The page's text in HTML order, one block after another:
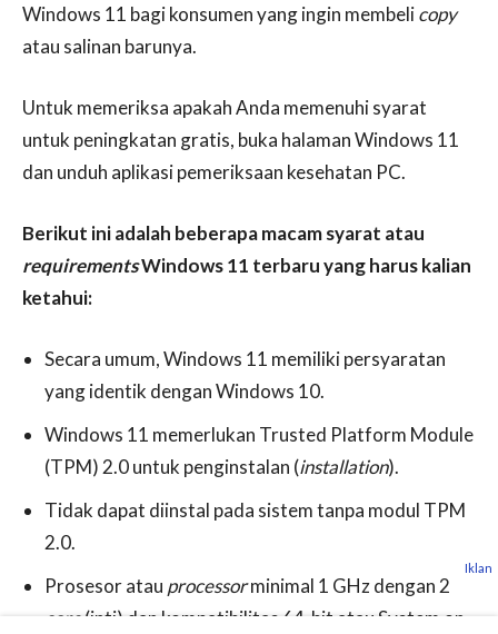
Windows 11 bagi konsumen yang ingin membelicopy
atau salinan barunya.
Untuk memeriksa apakah Anda memenuhi syarat
untuk peningkatan gratis, buka halaman Windows 11
dan unduh aplikasi pemeriksaan kesehatan PC.
Berikut ini adalah beberapa macam syarat atau
requirementsWindows 11 terbaru yang harus kalian
ketahui:
Secara umum, Windows 11 memiliki persyaratan
yang identik dengan Windows 10.
Windows 11 memerlukan Trusted Platform Module
(TPM) 2.0 untuk penginstalan (installation).
Tidak dapat diinstal pada sistem tanpa modul TPM
2.0.
Prosesor atau processorminimal 1 GHz dengan 2
core(inti) dan kompatibilitas 64-bit atau System on
Iklan